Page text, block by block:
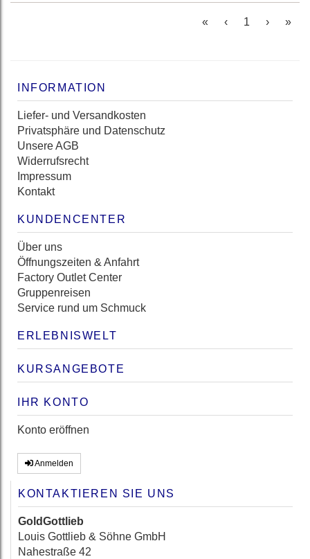
« ‹ 1 (current)
› »
INFORMATION
Liefer- und Versandkosten
Privatsphäre und Datenschutz
Unsere AGB
Widerrufsrecht
Impressum
Kontakt
KUNDENCENTER
Über uns
Öffnungszeiten & Anfahrt
Factory Outlet Center
Gruppenreisen
Service rund um Schmuck
ERLEBNISWELT
KURSANGEBOTE
IHR KONTO
Konto eröffnen
Anmelden
KONTAKTIEREN SIE UNS
GoldGottlieb
Louis Gottlieb & Söhne GmbH
Nahestraße 42